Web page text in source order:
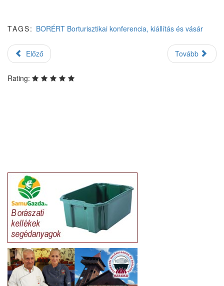
TAGS: BORÉRT Borturisztikai konferencia, kiállítás és vásár
Előző Tovább
Rating: